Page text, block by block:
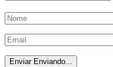
Enviar Enviando...